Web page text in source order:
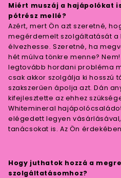
Miért muszáj a hajápolókat
pótrész mellé?
Azért, mert Ön azt szeretné,
megérdemelt szolgáltatását
élvezhesse. Szeretné, ha
hét múlva tönkre menne?
legtovább hordani probléma
csak akkor szolgálja ki hosszú
szakszerűen ápolja azt. Dán
kifejlesztette az ehhez
Whitemineral
elégedett legyen
tanácsokat is. Az Ön
Hogy juthatok hozzá a
szolgáltatásomhoz?